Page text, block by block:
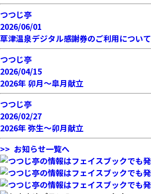
つつじ亭
2026/06/01
草津温泉デジタル感謝券のご利用について
つつじ亭
2026/04/15
2026年 卯月～皐月献立
つつじ亭
2026/02/27
2026年 弥生～卯月献立
>> お知らせ一覧へ